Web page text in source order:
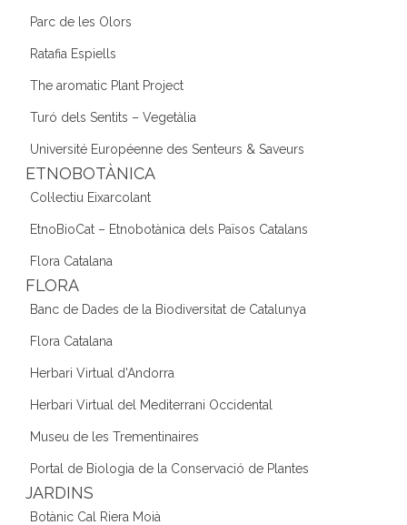
Parc de les Olors
Ratafia Espiells
The aromatic Plant Project
Turó dels Sentits – Vegetàlia
Université Européenne des Senteurs & Saveurs
ETNOBOTÀNICA
Col·lectiu Eixarcolant
EtnoBioCat – Etnobotànica dels Països Catalans
Flora Catalana
FLORA
Banc de Dades de la Biodiversitat de Catalunya
Flora Catalana
Herbari Virtual d'Andorra
Herbari Virtual del Mediterrani Occidental
Museu de les Trementinaires
Portal de Biologia de la Conservació de Plantes
JARDINS
Botànic Cal Riera Moià